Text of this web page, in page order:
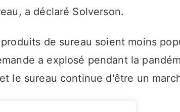
a déclaré Solverson.
de sureau soient moins
a explosé pendant la
le sureau continue d'être un